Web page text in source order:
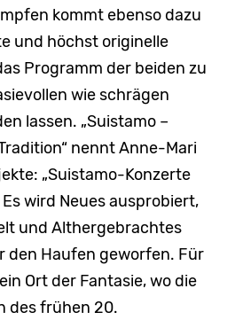
kommt ebenso dazu
und höchst originelle
Programm der beiden zu
wie schrägen
lassen. „Suistamo –
nennt Anne-Mari
„Suistamo-Konzerte
wird Neues ausprobiert,
und Althergebrachtes
den Haufen geworfen. Für
Ort der Fantasie, wo die
des frühen 20.